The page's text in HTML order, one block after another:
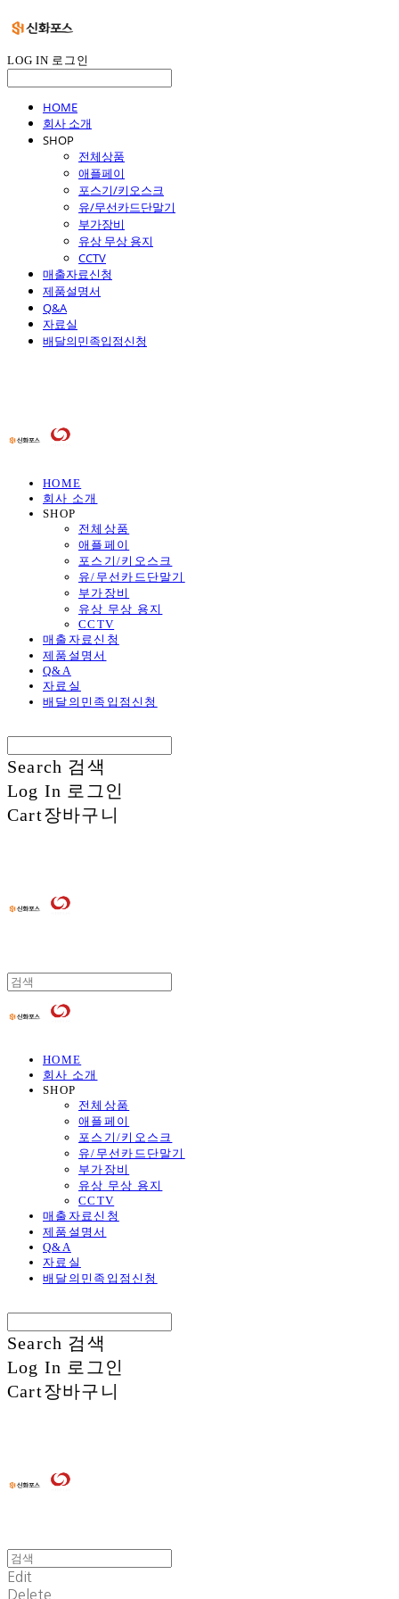
LOG IN 로그인
HOME
회사 소개
SHOP
전체상품
애플페이
포스기/키오스크
유/무선카드단말기
부가장비
유상 무상 용지
CCTV
매출자료신청
제품설명서
Q&A
자료실
배달의민족입점신청
HOME
회사 소개
SHOP
전체상품
애플페이
포스기/키오스크
유/무선카드단말기
부가장비
유상 무상 용지
CCTV
매출자료신청
제품설명서
Q&A
자료실
배달의민족입점신청
Search 검색
Log In 로그인
Cart장바구니
HOME
회사 소개
SHOP
전체상품
애플페이
포스기/키오스크
유/무선카드단말기
부가장비
유상 무상 용지
CCTV
매출자료신청
제품설명서
Q&A
자료실
배달의민족입점신청
Search 검색
Log In 로그인
Cart장바구니
Edit
Delete